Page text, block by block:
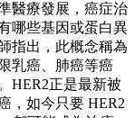
醫療發展，癌症治
哪些基因或蛋白異
指出，此概念稱為
乳癌、肺癌等癌
HER2正是最新被
，如今只要 HER2